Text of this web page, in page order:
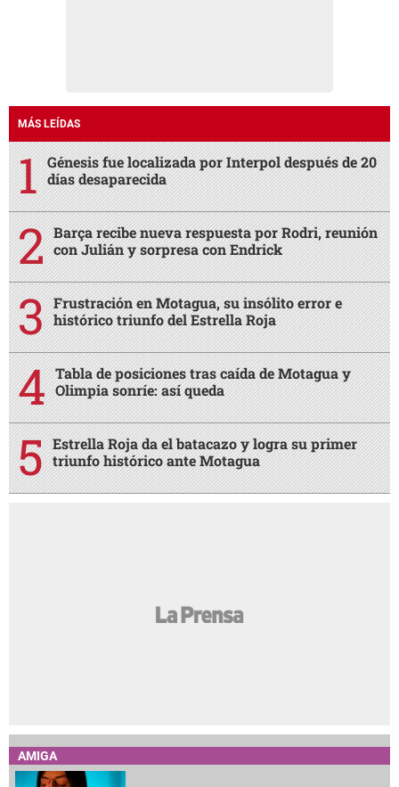
MÁS LEÍDAS
Génesis fue localizada por Interpol después de 20
días desaparecida
Barça recibe nueva respuesta por Rodri, reunión
con Julián y sorpresa con Endrick
Frustración en Motagua, su insólito error e
histórico triunfo del Estrella Roja
Tabla de posiciones tras caída de Motagua y
Olimpia sonríe: así queda
Estrella Roja da el batacazo y logra su primer
triunfo histórico ante Motagua
AMIGA